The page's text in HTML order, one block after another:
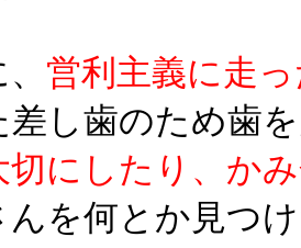
営利主義に走
差し歯のため歯
切にしたり、か
んを何とか見つ